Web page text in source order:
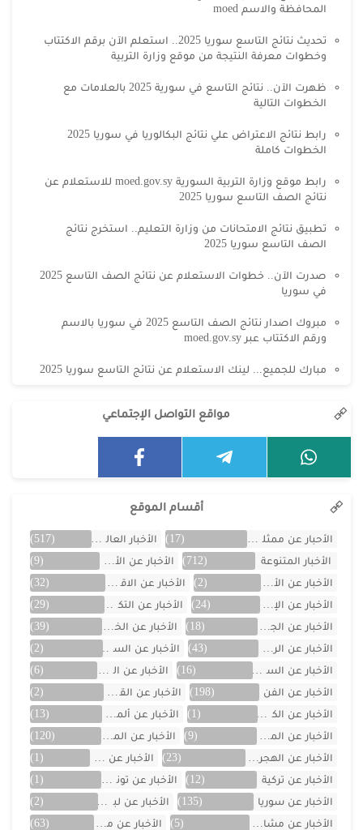
المحافظة والاسم moed
تحديث نتائج التاسع سوريا 2025.. استعلم الآن برقم الاكتتاب
وخطوات معرفة النتيجة من موقع وزارة التربية
ظهرت الآن.. نتائج التاسع في سورية 2025 بالعلامات مع
الخطوات التالية
رابط نتائج الاعتراض علي نتائج البكالوريا في سوريا 2025
الخطوات كاملة
رابط موقع وزارة التربية السورية moed.gov.sy للاستعلام عن
نتائج الصف التاسع سوريا 2025
تطبيق نتائج الامتحانات من وزارة التعليم.. استخرج نتائج
الصف التاسع سوريا 2025
صدرت الآن.. خطوات الاستعلام عن نتائج الصف التاسع 2025
في سوريا
مبروك اصدار نتائج الصف التاسع 2025 في سوريا بالاسم
ورقم الاكتتاب عبر moed.gov.sy
مبارك للجميع... لينك الاستعلام عن نتائج التاسع سوريا 2025
مواقع التواصل الإجتماعي
أقسام الموقع
الأحبار عن ممثلين الخليج (17) الأخبار العالمية
(517)
الأخبار المتنوعة
(712) الأخبار عن الأردن
(9)
الأخبار عن الأفلام
(2) الأخبار عن الاقتصاد
(32)
الأخبار عن الإمارات
(24) الأخبار عن التكنولوجيا
(29)
الأخبار عن الجزائر
(18) الأخبار عن الخليج
(39)
الأخبار عن الرياضة
(43) الأخبار عن السعودية
(2)
الأخبار عن السيارات
(16) الأخبار عن العراق
(6)
الأخبار عن الفن
(198) الأخبار عن القصص
(2)
الأخبار عن الكويت
(1) الأخبار عن ألمانيا
(13)
الأخبار عن المسلسلات
(9) الأخبار عن المشاهير
(120)
الأخبار عن الهجرة والسفر
(23) الأخبار عن اليمن
(1)
الأخبار عن تركية
(12) الأخبار عن تونس
(1)
الأخبار عن سوريا
(135) الأخبار عن لبنان
(2)
الأخبار عن مشاهر الهند
(5) الأخبار عن مصر (63)